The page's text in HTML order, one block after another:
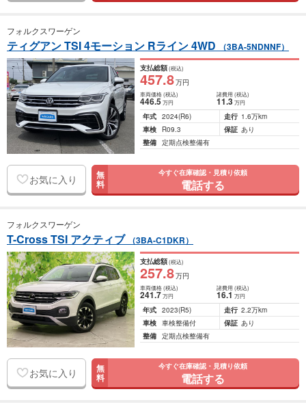
フォルクスワーゲン
ティグアン TSI 4モーション Rライン 4WD （3BA-5NDNNF）
支払総額(税込)
457.8万円
車両価格(税込)
446.5万円
諸費用 (税込)
11.3 万円
年式 2024(R6) 走行 1.6万km
車検
R09.3 保証 あり
整備 定期点検整備有
お気に入り 無
料
今すぐ在庫確認・見積り依頼
電話する
フォルクスワーゲン
T-Cross TSI アクティブ （3BA-C1DKR）
支払総額(税込)
257.8万円
車両価格(税込)
241.7万円
諸費用 (税込)
16.1 万円
年式 2023(R5) 走行 2.2万km
車検 車検整備付 保証 あり
整備 定期点検整備有
お気に入り 無
料
今すぐ在庫確認・見積り依頼
電話する